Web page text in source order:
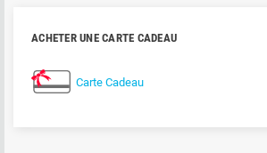
ACHETER UNE CARTE CADEAU
Carte Cadeau